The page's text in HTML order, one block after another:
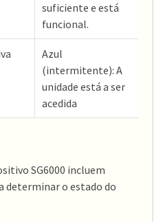
suficiente e está
funcional.
Azul
(intermitente): A
unidade está a ser
acedida
SG6000 incluem
determinar o estado do